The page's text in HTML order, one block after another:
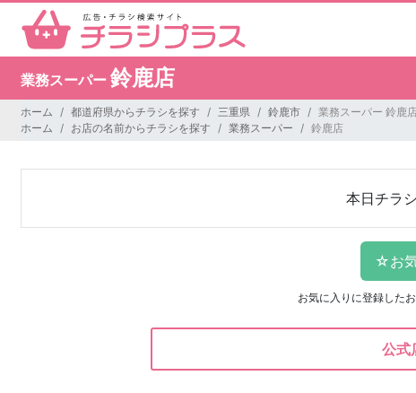
業務スーパー 鈴鹿店
ホーム 都道府県からチラシを探す 三重県 鈴鹿市
業務スーパー 鈴鹿
ホーム
お店の名前からチラシを探す 業務スーパー 鈴鹿店
本日チラ
お気に入りに登録した
公式